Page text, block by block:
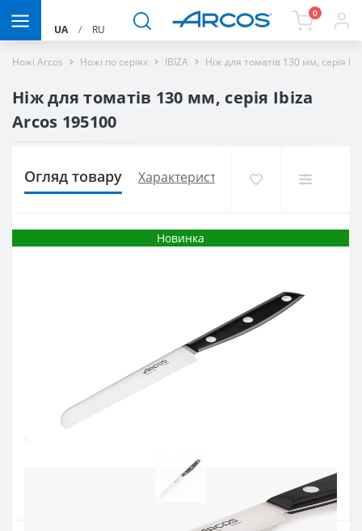
UA / RU
0
Ножі Arcos Ножі по серіях IBIZA Ніж для томатів 130 мм, серія
Ніж для томатів 130 мм, серія Ibiza
Arcos 195100
Огляд товару Характеристики Доставка і
Новинка